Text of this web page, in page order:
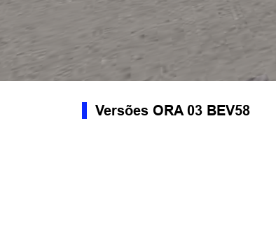
Versões ORA 03 BEV58